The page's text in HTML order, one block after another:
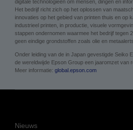
digitale technologieën om mensen, dingen en
Het bedrijf richt zich op het oplossen van
innovaties op het gebied van printen thuis en op
industrieel printen, in productie, visuele
stappen ondernomen waarmee het bedrijf tegen
geen eindige grondstoffen zoals olie en
Onder leiding van de in Japan gevestigde Seiko
de wereldwijde Epson Group een jaaromzet van
Meer informatie: global.epson.com
Nieuws